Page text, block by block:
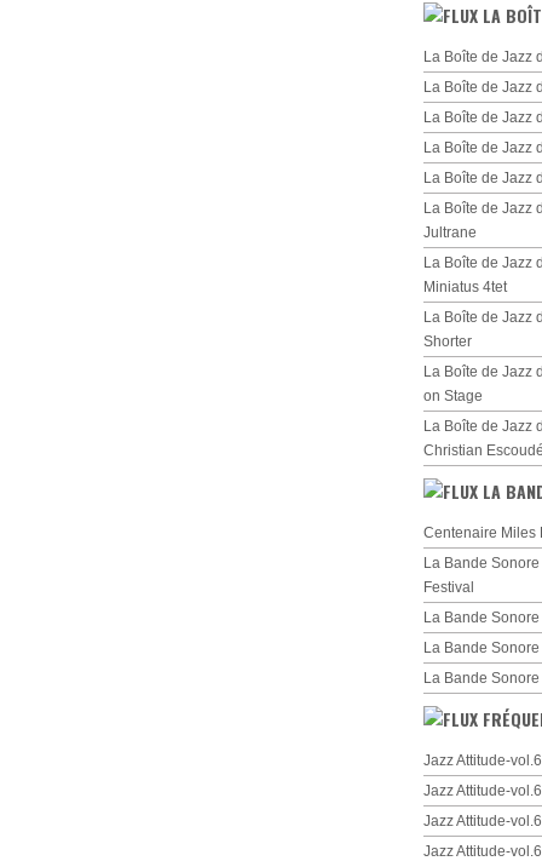
LA
La Boîte de Jazz
La Boîte de Jazz
La Boîte de Jazz
La Boîte de Jazz
La Boîte de Jazz
La Boîte de Jazz
Jultrane
La Boîte de Jazz
Miniatus 4tet
La Boîte de Jazz
Shorter
La Boîte de Jazz
on Stage
La Boîte de Jazz
Christian
LA
Centenaire Miles
La Bande
Festival
La Bande
La Bande
La Bande
Jazz Attitude-
Jazz Attitude-
Jazz Attitude-
Jazz Attitude-